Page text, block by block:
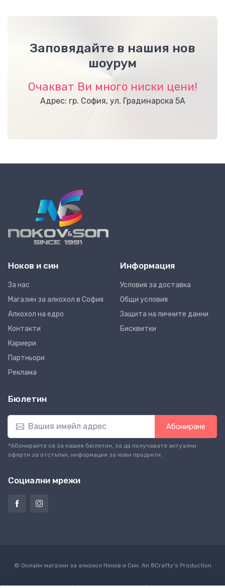
Заповядайте в нашия нов
шоурум
Очакват Ви много ниски цени!
Адрес: гр. София, ул. Градинарска 5А
Ноков и син
За нас
Магазин за алкохол в София
Алкохол на едро
Контакти
Кариери
Партньори
Реклама
Информация
Условия за доставка
Общи условия
Защита на личните данни
Бисквитки
Бюлетин
Абониране
*Абонирайте се за нашия бюлетин, за да получавате актуални
оферти за отстъпки, информация за нови продукти.
Социални мрежи
© Онлайн магазин за алкохол Ноков и Син. An 8Crafty's Production